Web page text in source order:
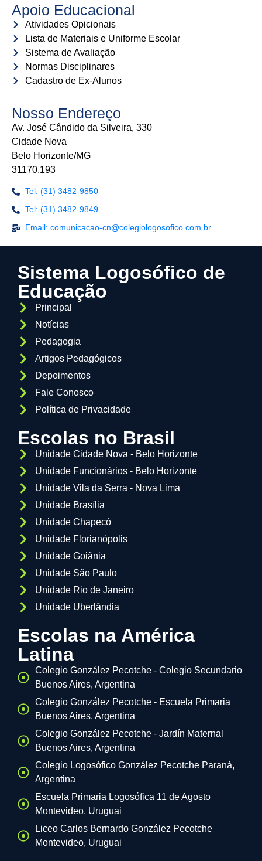
Apoio Educacional
Atividades Opicionais
Lista de Materiais e Uniforme Escolar
Sistema de Avaliação
Normas Disciplinares
Cadastro de Ex-Alunos
Nosso Endereço
Av. José Cândido da Silveira, 330
Cidade Nova
Belo Horizonte/MG
31170.193
Tel: (31) 3482-9850
Tel: (31) 3482-9849
Email: comunicacao-cn@colegiologosofico.com.br
Sistema Logosófico de
Educação
Principal
Notícias
Pedagogia
Artigos Pedagógicos
Depoimentos
Fale Conosco
Política de Privacidade
Escolas no Brasil
Unidade Cidade Nova - Belo Horizonte
Unidade Funcionários - Belo Horizonte
Unidade Vila da Serra - Nova Lima
Unidade Brasília
Unidade Chapecó
Unidade Florianópolis
Unidade Goiânia
Unidade São Paulo
Unidade Rio de Janeiro
Unidade Uberlândia
Escolas na América
Latina
Colegio González Pecotche - Colegio Secundario
Buenos Aires, Argentina
Colegio González Pecotche - Escuela Primaria
Buenos Aires, Argentina
Colegio González Pecotche - Jardín Maternal
Buenos Aires, Argentina
Colegio Logosófico González Pecotche Paraná,
Argentina
Escuela Primaria Logosófica 11 de Agosto
Montevideo, Uruguai
Liceo Carlos Bernardo González Pecotche
Montevideo, Uruguai